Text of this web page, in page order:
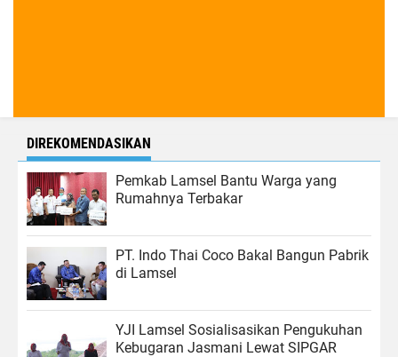
DIREKOMENDASIKAN
Pemkab Lamsel Bantu Warga yang
Rumahnya Terbakar
PT. Indo Thai Coco Bakal Bangun Pabrik
di Lamsel
YJI Lamsel Sosialisasikan Pengukuhan
Kebugaran Jasmani Lewat SIPGAR